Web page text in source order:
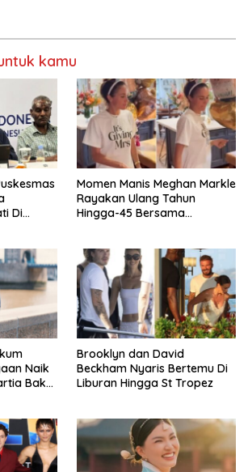
kamu
Di
Momen Manis Meghan Markle
Rayakan Ulang Tahun
Hingga-45 Bersama
Naik
Bakal
Brooklyn dan David
Beckham Nyaris Bertemu Di
Liburan Hingga St Tropez